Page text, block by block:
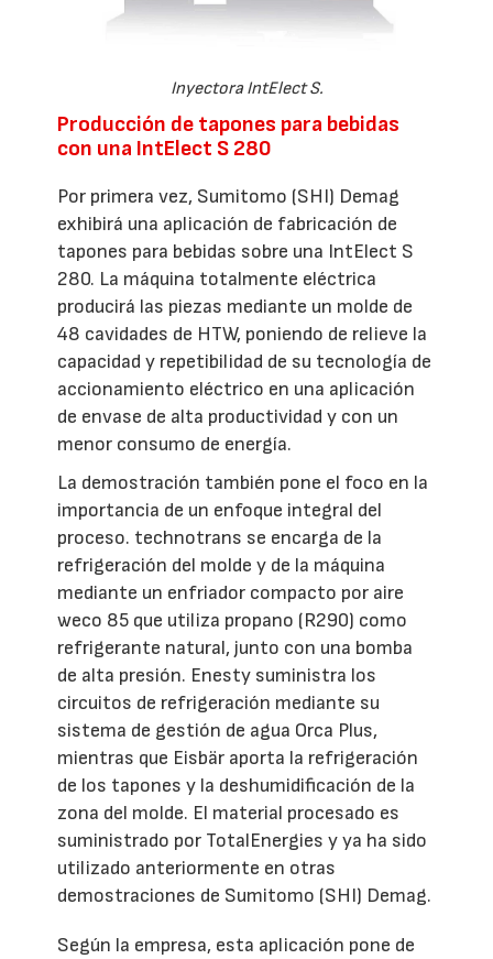
Inyectora IntElect S.
Producción de tapones para bebidas
con una IntElect S 280
Por primera vez, Sumitomo (SHI) Demag
exhibirá una aplicación de fabricación de
tapones para bebidas sobre una IntElect S
280. La máquina totalmente eléctrica
producirá las piezas mediante un molde de
48 cavidades de HTW, poniendo de relieve la
capacidad y repetibilidad de su tecnología de
accionamiento eléctrico en una aplicación
de envase de alta productividad y con un
menor consumo de energía.
La demostración también pone el foco en la
importancia de un enfoque integral del
proceso. technotrans se encarga de la
refrigeración del molde y de la máquina
mediante un enfriador compacto por aire
weco 85 que utiliza propano (R290) como
refrigerante natural, junto con una bomba
de alta presión. Enesty suministra los
circuitos de refrigeración mediante su
sistema de gestión de agua Orca Plus,
mientras que Eisbär aporta la refrigeración
de los tapones y la deshumidificación de la
zona del molde. El material procesado es
suministrado por TotalEnergies y ya ha sido
utilizado anteriormente en otras
demostraciones de Sumitomo (SHI) Demag.
Según la empresa, esta aplicación pone de